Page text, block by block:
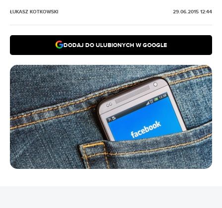
ŁUKASZ KOTKOWSKI 29.06.2015 12:44
DODAJ DO ULUBIONYCH W GOOGLE